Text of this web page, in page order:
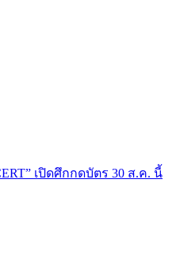
เปิดศึกกดบัตร 30 ส.ค. นี้